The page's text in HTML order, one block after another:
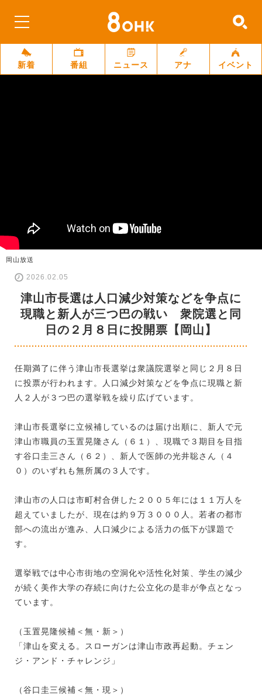
新着 番組 ニュース アナ イベント
岡山放送
2026.02.05
津山市長選は人口減少対策などを争点に
現職と新人が三つ巴の戦い 衆院選と同
日の２月８日に投開票【岡山】
任期満了に伴う津山市長選挙は衆議院選挙と同じ２月８日
に投票が行われます。人口減少対策などを争点に現職と新
人２人が３つ巴の選挙戦を繰り広げています。
津山市長選挙に立候補しているのは届け出順に、新人で元
津山市職員の玉置晃隆さん（６１）、現職で３期目を目指
す谷口圭三さん（６２）、新人で医師の光井聡さん（４
０）のいずれも無所属の３人です。
津山市の人口は市町村合併した２００５年には１１万人を
超えていましたが、現在は約９万３０００人。若者の都市
部への流出が進み、人口減少による活力の低下が課題で
す。
選挙戦では中心市街地の空洞化や活性化対策、学生の減少
が続く美作大学の存続に向けた公立化の是非が争点となっ
ています。
（玉置晃隆候補＜無・新＞）
「津山を変える。スローガンは津山市政再起動。チェン
ジ・アンド・チャレンジ」
（谷口圭三候補＜無・現＞）